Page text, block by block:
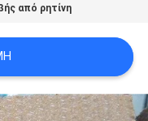
από ρητίνη